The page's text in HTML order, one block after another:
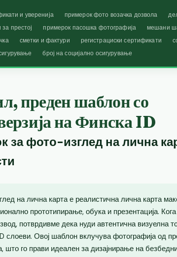
и уверенија примерок фото возачка дозвола
престој примерок пасошка фотографија
мешани
сметки и фактури регистрациски сертификати
број на социјално осигурување
преден шаблон со
на Финска ID
за фото-изглед на лична
на лична карта е реалистична лична карта
прототипирање, обука и презентација. Кога
потврдивме дека нуди автентична визуелна
слоеви. Овој шаблон вклучува фотографија од
што го прави идеален за дизајнирање на